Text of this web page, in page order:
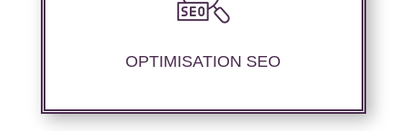
OPTIMISATION SEO
technique de site web, d’ajustement de
performances de référencement.